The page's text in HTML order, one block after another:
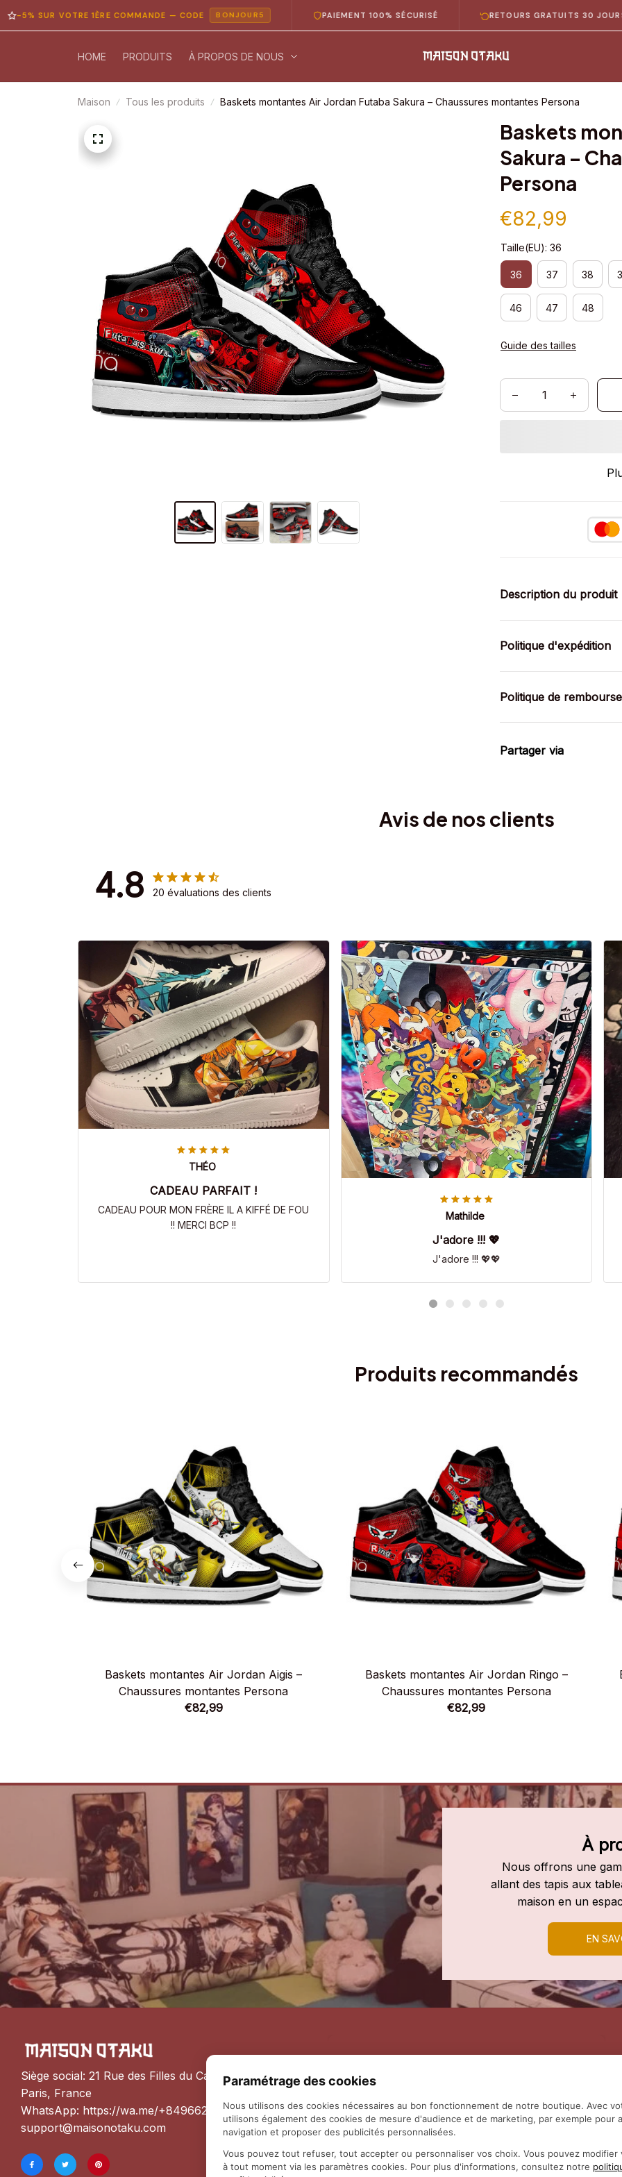
VOTRE 1ÈRE COMMANDE — CODE BONJOUR5 PAIEMENT 100% SÉCURISÉ RETOURS GRATUITS 30 JOURS
HOME PRODUITS À PROPOS DE NOUS
Maison Tous les produits Baskets montantes Air Jordan Futaba Sakura – Chaussures montantes Persona
Baskets
Sakura –
Persona
€82,99
Taille(EU): 36
36 37 38
46 47 48
Guide des tailles
Description du produit
Politique d'expédition
Politique de
Partager via
Avis de nos clients
4.8 20 évaluations des clients
THÉO
CADEAU PARFAIT !
CADEAU POUR MON FRÈRE IL A KIFFÉ DE FOU
!! MERCI BCP !!
Mathilde
J'adore !!! 💖
J'adore !!! 💖💖
Produits recommandés
Baskets montantes Air Jordan Aigis –
Chaussures montantes Persona
€82,99
Baskets montantes Air Jordan Ringo –
Chaussures montantes Persona
€82,99
À
Nous offrons une
allant des tapis aux
maison en un
EN
Siège social: 21 Rue des Filles du Calvaire, 75003
Paris, France
WhatsApp: https://wa.me/+84966206648
support@maisonotaku.com
Paramétrage des cookies
Nous utilisons des cookies nécessaires au bon fonctionnement de notre boutique. Avec
utilisons également des cookies de mesure d'audience et de marketing, par exemple pour
navigation et proposer des publicités personnalisées.
Vous pouvez tout refuser, tout accepter ou personnaliser vos choix. Vous pouvez
à tout moment via les paramètres cookies. Pour plus d'informations, consultez notre